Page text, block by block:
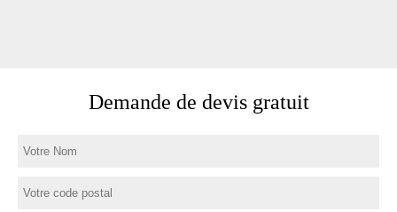
Demande de devis gratuit